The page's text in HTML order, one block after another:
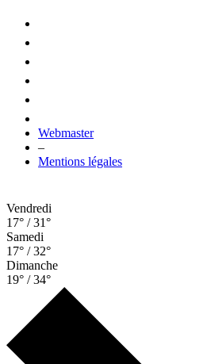
Webmaster
–
Mentions légales
Vendredi
17° / 31°
Samedi
17° / 32°
Dimanche
19° / 34°